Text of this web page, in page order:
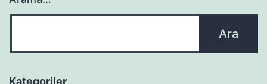
Kategoriler